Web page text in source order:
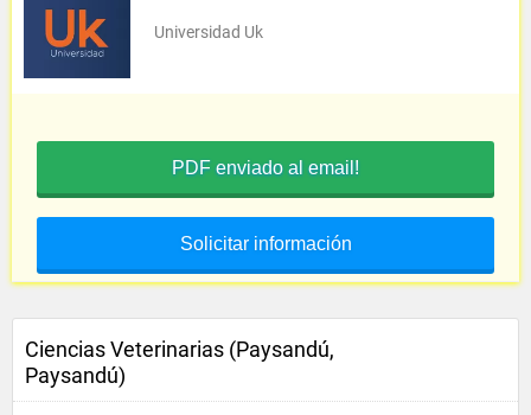
Universidad Uk
PDF enviado al email!
Solicitar información
Ciencias Veterinarias (Paysandú,
Paysandú)